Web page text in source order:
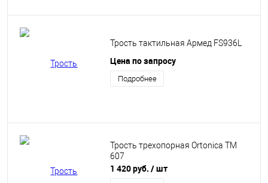
Трость тактильная Армед FS936L
Цена по запросу
Подробнее
Трость трехопорная Ortonica TM
607
1 420 руб. / шт